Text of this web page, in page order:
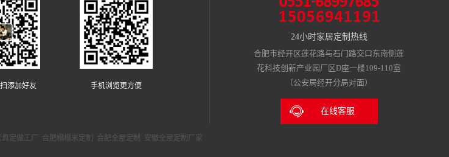
添加好友
手机浏览更方便
24小时家居定制热线
合肥市经开区莲花路与石门路交口东南侧莲
花科技创新产业园厂区D座一楼109-110室
（公安局经开分局对面）
在线客服
定做工厂 合肥榻榻米定制 合肥全屋定制 安徽全屋定制厂家